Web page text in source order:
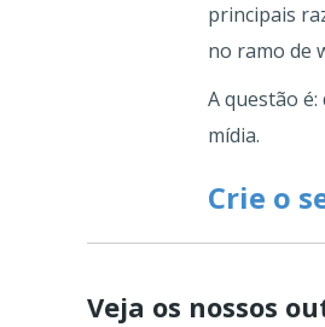
principais
no ramo de
A questão
mídia.
Crie o
Veja os nossos